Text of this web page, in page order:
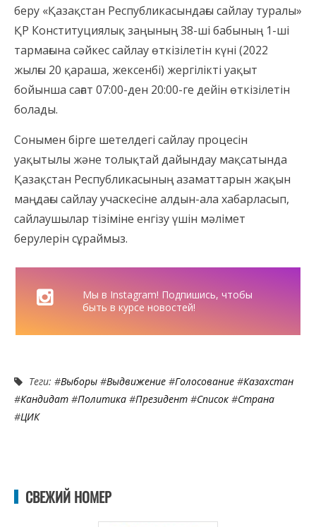
беру «Қазақстан Республикасындағы сайлау туралы»
ҚР Конституциялық заңының 38-ші бабының 1-ші
тармағына сәйкес сайлау өткізілетін күні (2022
жылғы 20 қараша, жексенбі) жергілікті уақыт
бойынша сағат 07:00-ден 20:00-ге дейін өткізілетін
болады.
Сонымен бірге шетелдегі сайлау процесін
уақытылы және толықтай дайындау мақсатында
Қазақстан Республикасының азаматтарын жақын
маңдағы сайлау учаскесіне алдын-ала хабарласып,
сайлаушылар тізіміне енгізу үшін мәлімет
берулерін сұраймыз.
Мы в Instagram! Подпишись, чтобы
быть в курсе новостей!
Теги: #Выборы #Выдвижение #Голосование #Казахстан
#Кандидат #Политика #Президент #Список #Страна
#ЦИК
СВЕЖИЙ НОМЕР